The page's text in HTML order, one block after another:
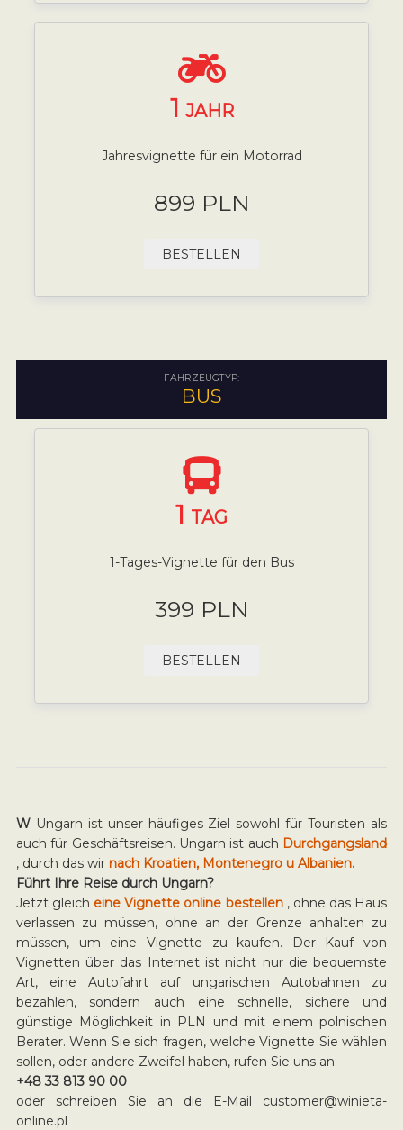
1 JAHR
Jahresvignette für ein Motorrad
899 PLN
BESTELLEN
FAHRZEUGTYP:
BUS
1 TAG
1-Tages-Vignette für den Bus
399 PLN
BESTELLEN
W Ungarn ist unser häufiges Ziel sowohl für Touristen als
auch für Geschäftsreisen. Ungarn ist auch Durchgangsland
, durch das wir nach Kroatien, Montenegro u Albanien.
Führt Ihre Reise durch Ungarn?
Jetzt gleich eine Vignette online bestellen , ohne das Haus
verlassen zu müssen, ohne an der Grenze anhalten zu
müssen, um eine Vignette zu kaufen. Der Kauf von
Vignetten über das Internet ist nicht nur die bequemste
Art, eine Autofahrt auf ungarischen Autobahnen zu
bezahlen, sondern auch eine schnelle, sichere und
günstige Möglichkeit in PLN und mit einem polnischen
Berater. Wenn Sie sich fragen, welche Vignette Sie wählen
sollen, oder andere Zweifel haben, rufen Sie uns an:
+48 33 813 90 00
oder schreiben Sie an die E-Mail customer@winieta-
online.pl